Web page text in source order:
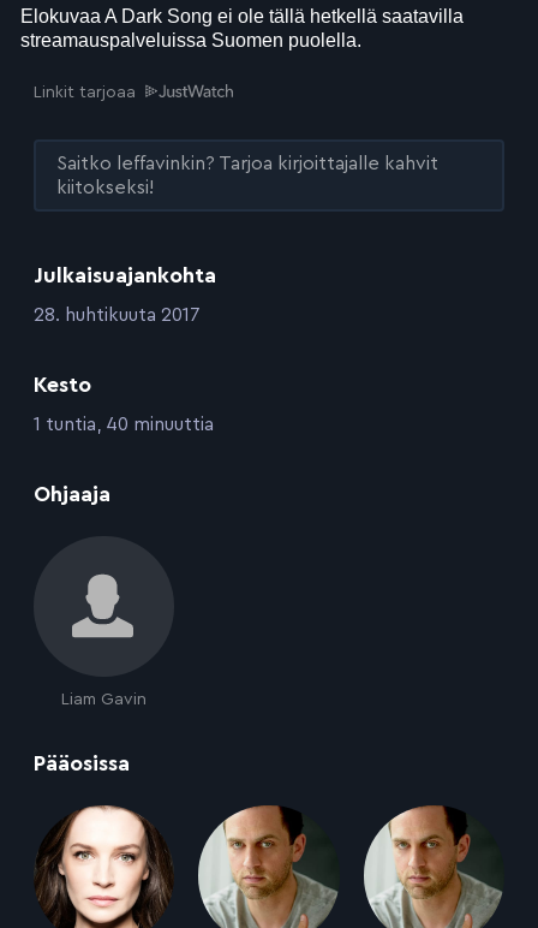
Julkaisuajankohta
:28. huhtikuuta 2017
Kesto
:1 tuntia, 40 minuuttia
Ohjaaja
Liam Gavin
Pääosissa
Linkit tarjoaa
Saitko leffavinkin? Tarjoa kirjoittajalle kahvit
kiitokseksi!